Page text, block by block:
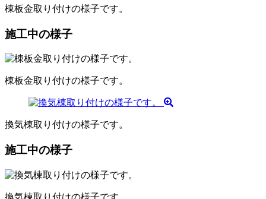
棟板金取り付けの様子です。
施工中の様子
棟板金取り付けの様子です。
換気棟取り付けの様子です。
施工中の様子
換気棟取り付けの様子です。